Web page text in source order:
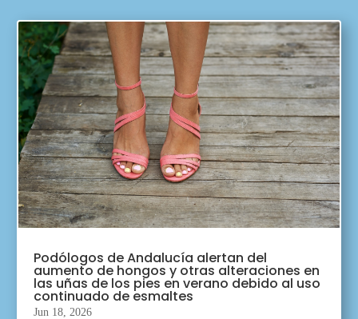
Podólogos de Andalucía alertan del
aumento de hongos y otras alteraciones en
las uñas de los pies en verano debido al uso
continuado de esmaltes
Jun 18, 2026